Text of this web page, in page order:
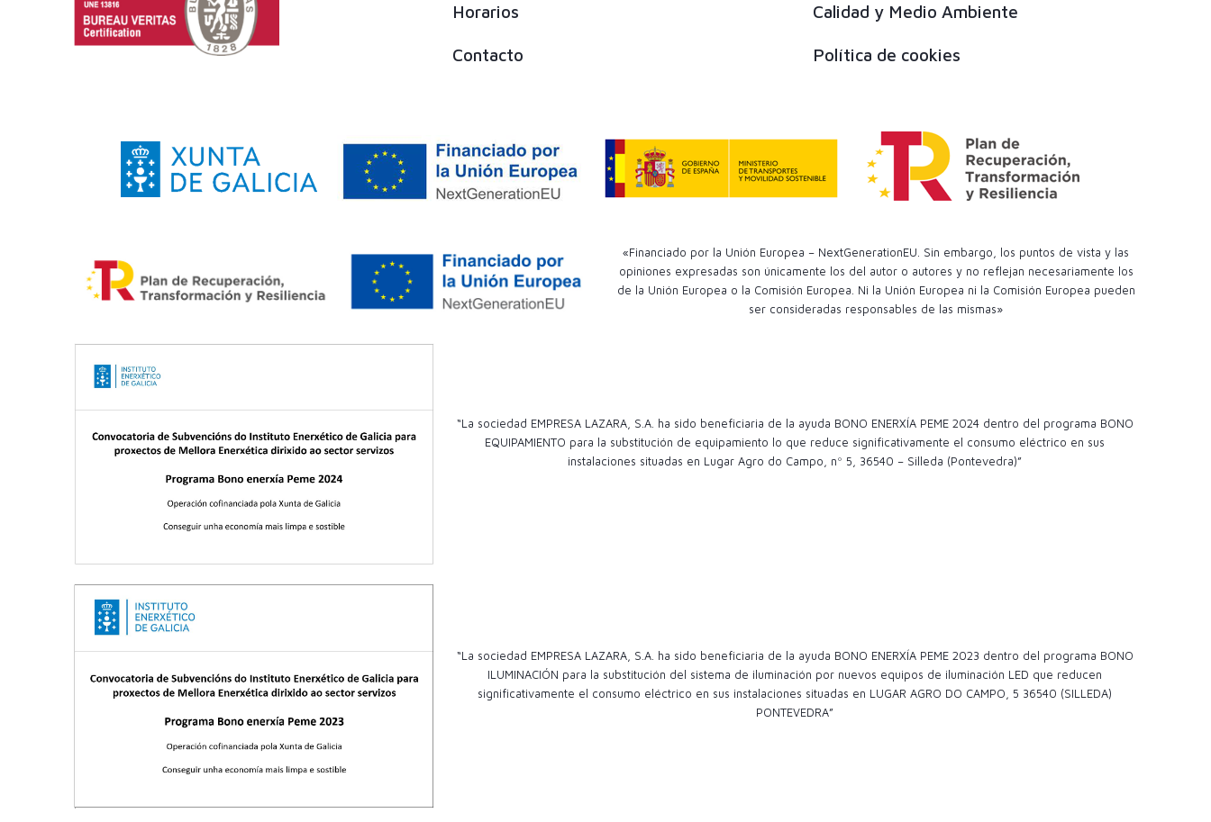
Horarios
Contacto
Calidad y Medio Ambiente
Política de cookies
«Financiado por la Unión Europea – NextGenerationEU. Sin embargo, los puntos de vista y las
opiniones expresadas son únicamente los del autor o autores y no reflejan necesariamente los
de la Unión Europea o la Comisión Europea. Ni la Unión Europea ni la Comisión Europea pueden
ser consideradas responsables de las mismas»
“La sociedad EMPRESA LAZARA, S.A. ha sido beneficiaria de la ayuda BONO ENERXÍA PEME 2024 dentro del programa BONO
EQUIPAMIENTO para la substitución de equipamiento lo que reduce significativamente el consumo eléctrico en sus
instalaciones situadas en Lugar Agro do Campo, nº 5, 36540 – Silleda (Pontevedra)”
“La sociedad EMPRESA LAZARA, S.A. ha sido beneficiaria de la ayuda BONO ENERXÍA PEME 2023 dentro del programa BONO
ILUMINACIÓN para la substitución del sistema de iluminación por nuevos equipos de iluminación LED que reducen
significativamente el consumo eléctrico en sus instalaciones situadas en LUGAR AGRO DO CAMPO, 5 36540 (SILLEDA)
PONTEVEDRA”